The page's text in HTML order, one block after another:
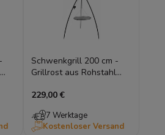
Schwenkgrill 200 cm -
Grillrost aus Rohstahl
229,00 €
7 Werktage
Kostenloser Versand